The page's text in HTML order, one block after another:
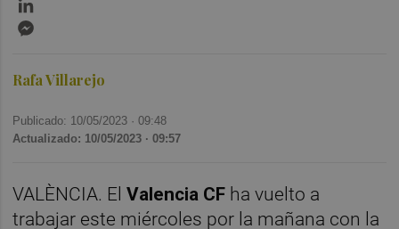
Rafa Villarejo
Publicado: 10/05/2023 ·09:48
Actualizado: 10/05/2023 · 09:57
VALÈNCIA. El Valencia CF ha vuelto a
trabajar este miércoles por la mañana con la